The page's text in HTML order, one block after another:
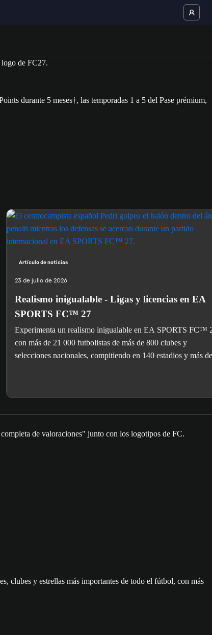
durante 5 meses†, las temporadas 1 a 5 del Pase prémium,
Artículo de noticias
23 de julio de 2026
Realismo inigualable - Ligas y licencias en EA
SPORTS FC™ 27
Experimenta un realismo inigualable en EA SPORTS FC™
con más de 21 000 futbolistas de más de 800 clubes y
selecciones nacionales, compitiendo en 140 estadios y más
clubes y estrellas más importantes de todo el fútbol, con más